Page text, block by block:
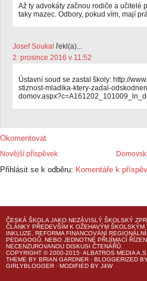
Až ty advokáty začnou rodiče a učitelé
taky mazec. Odbory, pokud vím, mají
Josef Soukal řekl(a)...
2. prosince 2016 v 11:52
Ústavní soud se zastal školy: http://
stiznost-mladika-ktery-zadal-
Okomentovat
Novější příspěvek
Přihlásit se k odběru: Komentáře k
ČESKÁ ŠKOLA JAKO NEZÁVISLÝ ŠKOLSKÝ
ČLÁNKY PŘEDEVŠÍM K OŽEHAVÝM ŠKOLSKÝM
INKLUZE, REFORMA FINANCOVÁNÍ
PEDAGOGŮ, NEBO JEDNOTNÉ PŘIJÍMACÍ
NECENZUROVANOU DISKUSI ČTENÁŘŮ.
COPYRIGHT © 2000-2015· ALBATROS MEDIA A.S.
THEME BY BRIAN GARDNER · BLOGGERIZED
GIRLYBLOGGER · MODIFIED BY J4W